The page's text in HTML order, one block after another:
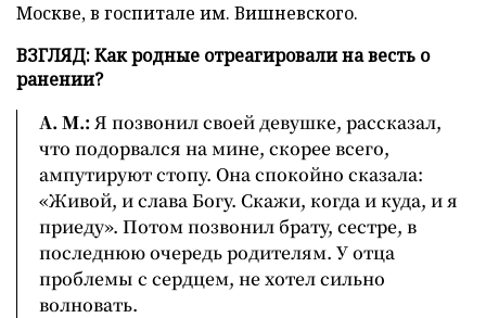
Москве, в госпитале им. Вишневского.
ВЗГЛЯД: Как родные отреагировали на весть о
ранении?
А. М.: Я позвонил своей девушке, рассказал,
что подорвался на мине, скорее всего,
ампутируют стопу. Она спокойно сказала:
«Живой, и слава Богу. Скажи, когда и куда, и я
приеду». Потом позвонил брату, сестре, в
последнюю очередь родителям. У отца
проблемы с сердцем, не хотел сильно
волновать.